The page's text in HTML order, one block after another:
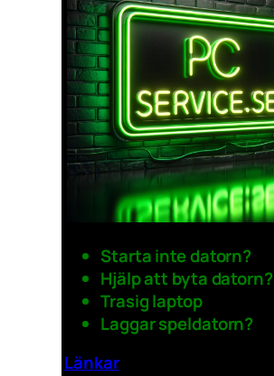
Starta inte datorn?
Hjälp att byta datorn?
Trasig laptop
Laggar speldatorn?
Länkar